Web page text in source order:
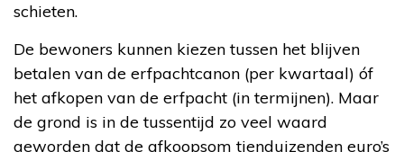
schieten.
De bewoners kunnen kiezen tussen het blijven
betalen van de erfpachtcanon (per kwartaal) óf
het afkopen van de erfpacht (in termijnen). Maar
de grond is in de tussentijd zo veel waard
geworden dat de afkoopsom tienduizenden euro’s